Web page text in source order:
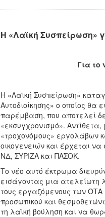
Η «Λαϊκή Συσπείρωση»
Για το
Η «Λαϊκή Συσπείρωση»
Αυτοδιοίκησης» ο οποίος θα
παρέμβαση, που αποτελεί
«εκσυγχρονισμό».
«τροχονόμους» εργολάβων
οικογενειών και έρχεται
ΝΔ, ΣΥΡΙΖΑ και ΠΑΣΟΚ.
Το νέο αυτό έκτρωμα
εισάγοντας μια ατελείωτη
τους εργαζόμενους των ΟΤΑ
προσωπικού και
τη λαϊκή βούληση και να